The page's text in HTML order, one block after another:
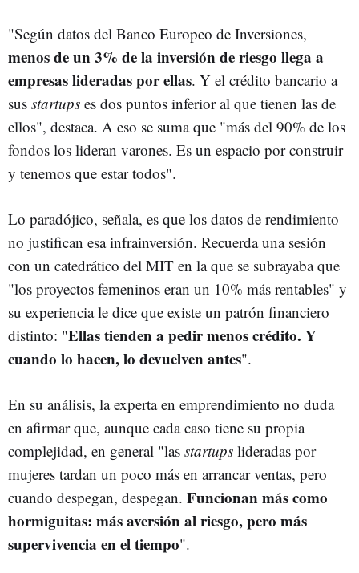
"Según datos del Banco Europeo de Inversiones,
menos de un 3% de la inversión de riesgo llega a
empresas lideradas por ellas. Y el crédito bancario a
sus startups es dos puntos inferior al que tienen las de
ellos", destaca. A eso se suma que "más del 90% de los
fondos los lideran varones. Es un espacio por construir
y tenemos que estar todos".
Lo paradójico, señala, es que los datos de rendimiento
no justifican esa infrainversión. Recuerda una sesión
con un catedrático del MIT en la que se subrayaba que
"los proyectos femeninos eran un 10% más rentables" y
su experiencia le dice que existe un patrón financiero
distinto: "Ellas tienden a pedir menos crédito. Y
cuando lo hacen, lo devuelven antes".
En su análisis, la experta en emprendimiento no duda
en afirmar que, aunque cada caso tiene su propia
complejidad, en general "las startups lideradas por
mujeres tardan un poco más en arrancar ventas, pero
cuando despegan, despegan. Funcionan más como
hormiguitas: más aversión al riesgo, pero más
supervivencia en el tiempo".